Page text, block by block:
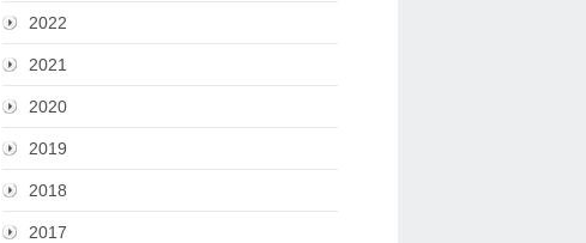
2022
2021
2020
2019
2018
2017